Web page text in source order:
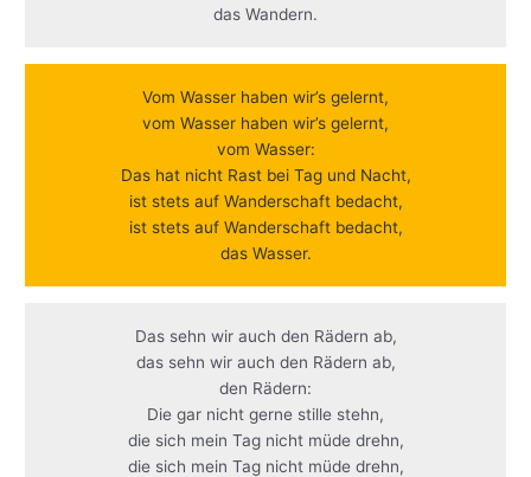
das Wandern.
Vom Wasser haben wir’s gelernt,
vom Wasser haben wir’s gelernt,
vom Wasser:
Das hat nicht Rast bei Tag und Nacht,
ist stets auf Wanderschaft bedacht,
ist stets auf Wanderschaft bedacht,
das Wasser.
Das sehn wir auch den Rädern ab,
das sehn wir auch den Rädern ab,
den Rädern:
Die gar nicht gerne stille stehn,
die sich mein Tag nicht müde drehn,
die sich mein Tag nicht müde drehn,